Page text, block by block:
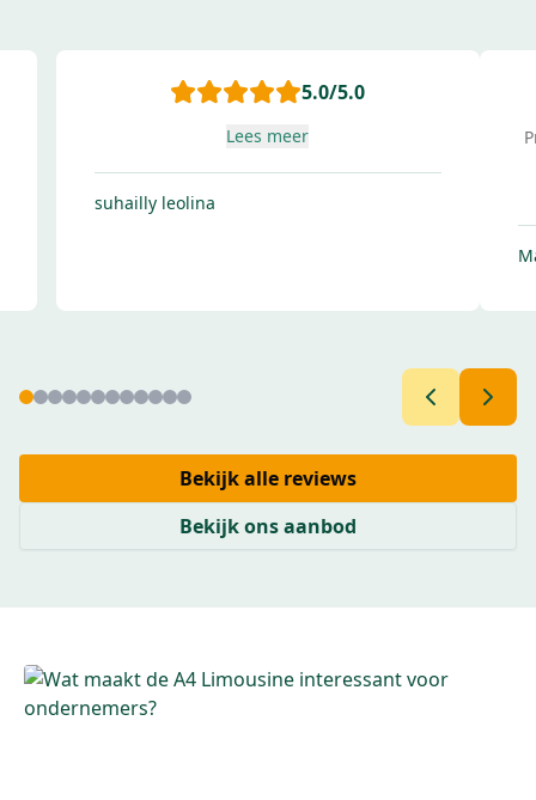
/5.0
Prettige
Bekijk alle reviews
Bekijk ons aanbod